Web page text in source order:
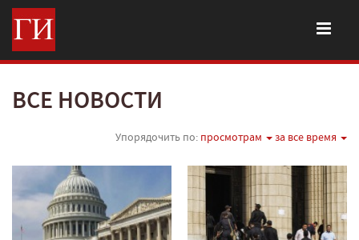
ВСЕ НОВОСТИ
Упорядочить по: просмотрам за все время